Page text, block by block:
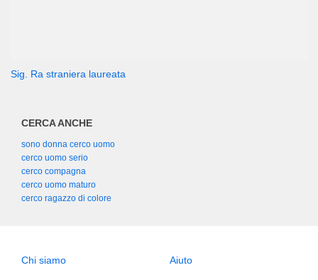
Sig. Ra straniera laureata
CERCA ANCHE
sono donna cerco uomo
cerco uomo serio
cerco compagna
cerco uomo maturo
cerco ragazzo di colore
Chi siamo Aiuto